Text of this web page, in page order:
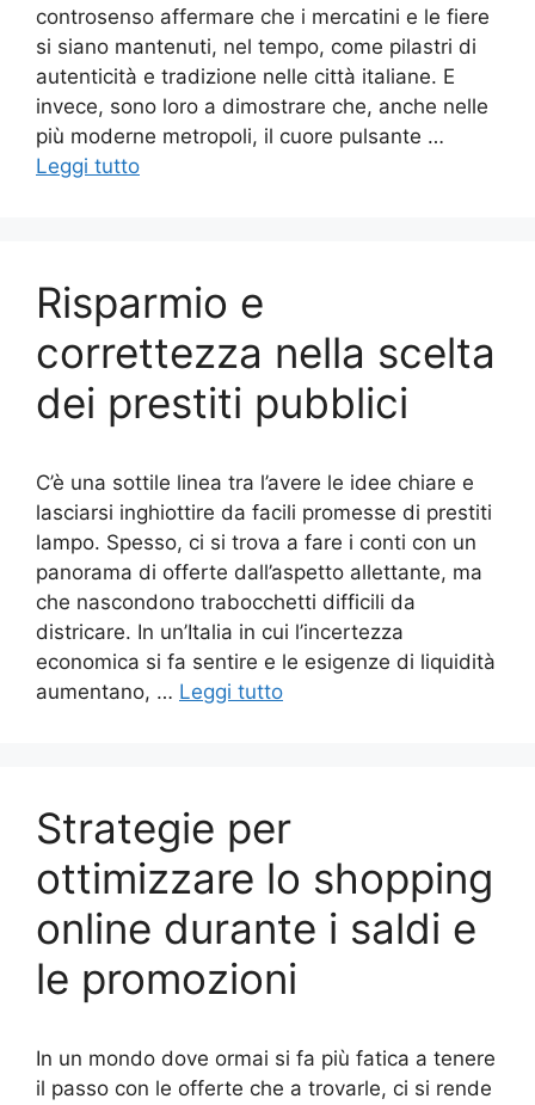
controsenso affermare che i mercatini e le fiere
si siano mantenuti, nel tempo, come pilastri di
autenticità e tradizione nelle città italiane. E
invece, sono loro a dimostrare che, anche nelle
più moderne metropoli, il cuore pulsante …
Leggi tutto
Risparmio e
correttezza nella scelta
dei prestiti pubblici
C’è una sottile linea tra l’avere le idee chiare e
lasciarsi inghiottire da facili promesse di prestiti
lampo. Spesso, ci si trova a fare i conti con un
panorama di offerte dall’aspetto allettante, ma
che nascondono trabocchetti difficili da
districare. In un’Italia in cui l’incertezza
economica si fa sentire e le esigenze di liquidità
aumentano, … Leggi tutto
Strategie per
ottimizzare lo shopping
online durante i saldi e
le promozioni
In un mondo dove ormai si fa più fatica a tenere
il passo con le offerte che a trovarle, ci si rende